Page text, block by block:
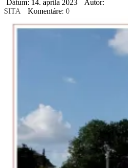
Dátum: 14. apríla 2023
Autor:
SITA
Komentáre: 0